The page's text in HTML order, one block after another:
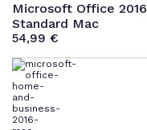
Microsoft Office 2016
Standard Mac
54,99 €